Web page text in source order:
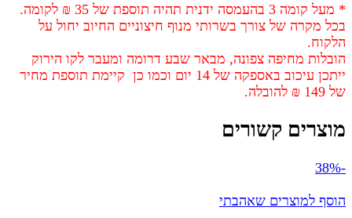
* מעל קומה 3 בהעמסה ידנית תהיה תוספת של 35 ₪ לקומה.
בכל מקרה של צורך בשרותי מנוף חיצוניים החיוב יחול על
הלקוח.
הובלות מחיפה צפונה, מבאר שבע דרומה ומעבר לקו הירוק
ייתכן עיכוב באספקה של 14 יום וכמו כן קיימת תוספת מחיר
של 149 ₪ להובלה.
מוצרים קשורים
-38%
הוסף למוצרים שאהבתי